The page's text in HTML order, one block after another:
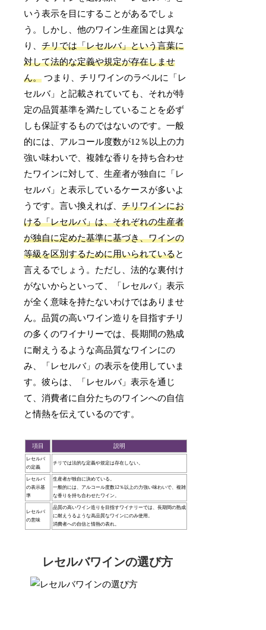
いう表示を目にすることがあるでしょ
う。しかし、他のワイン生産国とは異な
り、チリでは「レセルバ」という言葉に
対して法的な定義や規定が存在しませ
ん。 つまり、チリワインのラベルに「レ
セルバ」と記載されていても、それが特
定の品質基準を満たしていることを必ず
しも保証するものではないのです。一般
的には、アルコール度数が12％以上の力
強い味わいで、複雑な香りを持ち合わせ
たワインに対して、生産者が独自に「レ
セルバ」と表示しているケースが多いよ
うです。言い換えれば、チリワインにお
ける「レセルバ」は、それぞれの生産者
が独自に定めた基準に基づき、ワインの
等級を区別するために用いられていると
言えるでしょう。ただし、法的な裏付け
がないからといって、「レセルバ」表示
が全く意味を持たないわけではありませ
ん。品質の高いワイン造りを目指すチリ
の多くのワイナリーでは、長期間の熟成
に耐えうるような高品質なワインにの
み、「レセルバ」の表示を使用していま
す。彼らは、「レセルバ」表示を通じ
て、消費者に自分たちのワインへの自信
と情熱を伝えているのです。
項目 説明
レセルバ
の定義
チリでは法的な定義や規定は存在しない。
レセルバ
の表示基
準
生産者が独自に決めている。
一般的には、アルコール度数12％以上の力強い味わいで、複雑
な香りを持ち合わせたワイン。
レセルバ
の意味
品質の高いワイン造りを目指すワイナリーでは、長期間の熟成
に耐えうるような高品質なワインにのみ使用。
消費者への自信と情熱の表れ。
レセルバワインの選び方